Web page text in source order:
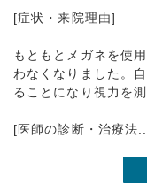
[症状・来院理由]
もともとメガネを使
わなくなりました。
ることになり視力を
[医師の診断・治療法...